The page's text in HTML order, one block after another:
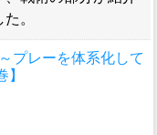
。
プレーを体系化して